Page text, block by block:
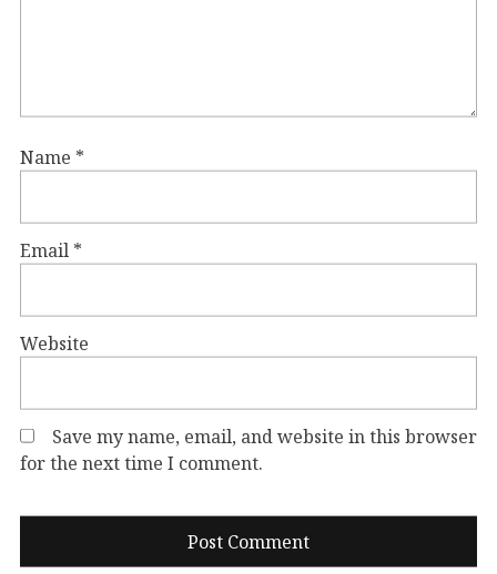
Name *
Email *
Website
Save my name, email, and website in this browser
for the next time I comment.